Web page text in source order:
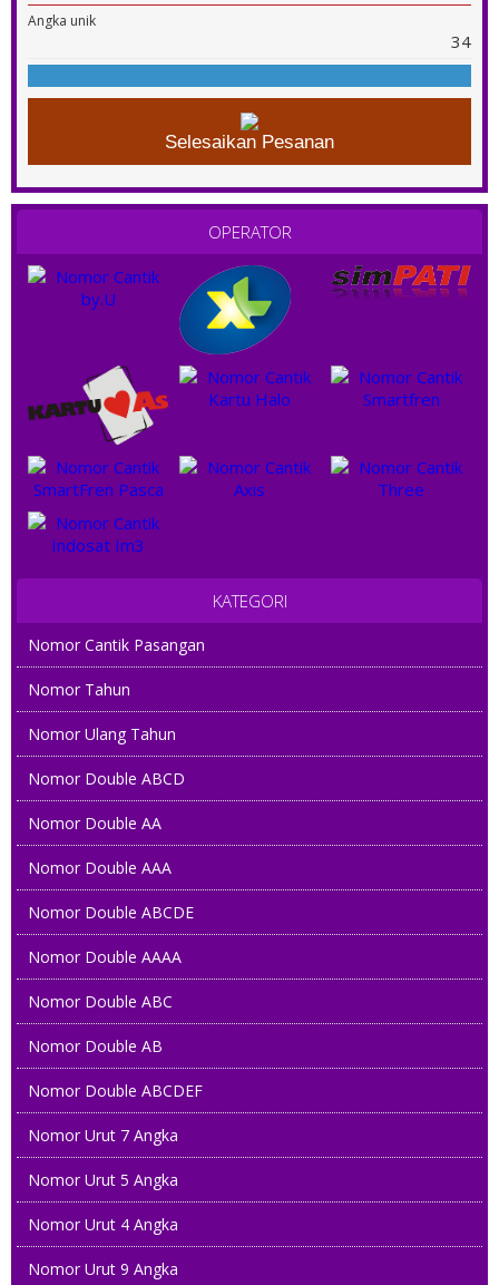
OPERATOR
KATEGORI
Nomor Cantik Pasangan
Nomor Tahun
Nomor Ulang Tahun
Nomor Double ABCD
Nomor Double AA
Nomor Double AAA
Nomor Double ABCDE
Nomor Double AAAA
Nomor Double ABC
Nomor Double AB
Nomor Double ABCDEF
Nomor Urut 7 Angka
Nomor Urut 5 Angka
Nomor Urut 4 Angka
Nomor Urut 9 Angka
Angka unik
34
Selesaikan Pesanan